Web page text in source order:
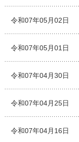
令和07年05月02日
令和07年05月01日
令和07年04月30日
令和07年04月25日
令和07年04月16日